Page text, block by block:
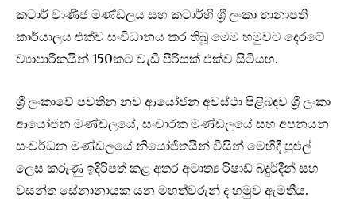
කටාර් වාණිජ මණ්ඩලය සහ කටාර්හි ශ්‍රී ලංකා තානාපති
කාර්යාලය එක්ව සංවිධානය කර තිබූ මෙම හමුවට දෙරටේ
ව්‍යාපාරිකයින් 150කට වැඩි පිරිසක් එක්ව සිටියහ.
ශ්‍රී ලංකාවේ පවතින නව ආයෝජන අවස්ථා පිළිබඳව ශ්‍රී ලංකා
ආයෝජන මණ්ඩලයේ, සංචාරක මණ්ඩලයේ සහ අපනයන
සංවර්ධන මණ්ඩලයේ නියෝජිතයින් විසින් මෙහිදී පුළුල්
ලෙස කරුණු ඉදිරිපත් කළ අතර අමාත්‍ය රිෂාඩ් බදුර්දීන් සහ
වසන්ත සේනානායක යන මහත්වරුන් ද හමුව ඇමතීය.